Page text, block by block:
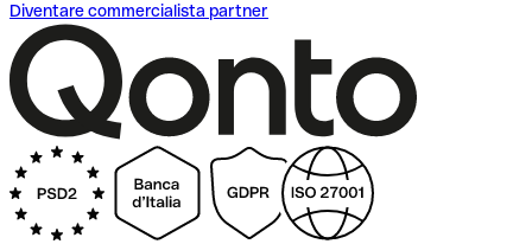
Diventare commercialista partner